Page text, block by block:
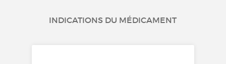
INDICATIONS DU MÉDICAMENT